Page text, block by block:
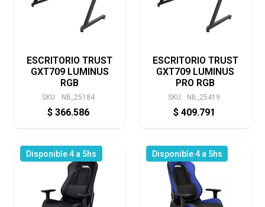
ESCRITORIO TRUST
GXT709 LUMINUS
RGB
SKU: NB_25184
$ 366.586
ESCRITORIO TRUST
GXT709 LUMINUS
PRO RGB
SKU: NB_25419
$ 409.791
Disponible 4 a 5hs Disponible 4 a 5hs